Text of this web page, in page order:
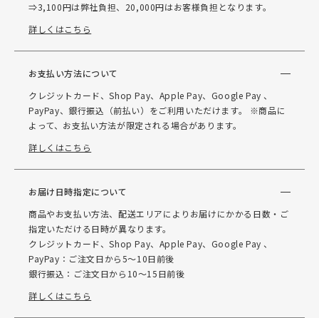
⇒3,100円は弊社負担、20,000円はお客様負担となります。
詳しくはこちら
お支払い方法について
クレジットカード、Shop Pay、Apple Pay、Google Pay 、
PayPay、銀行振込（前払い）をご利用いただけます。 ※商品に
よって、お支払い方法が限定される場合があります。
詳しくはこちら
お届け日時指定について
商品やお支払い方法、配送エリアによりお届けにかかる日数・ご
指定いただける日時が異なります。
クレジットカード、Shop Pay、Apple Pay、Google Pay 、
PayPay：ご注文日から5～10日前後
銀行振込：ご注文日から10～15日前後
詳しくはこちら